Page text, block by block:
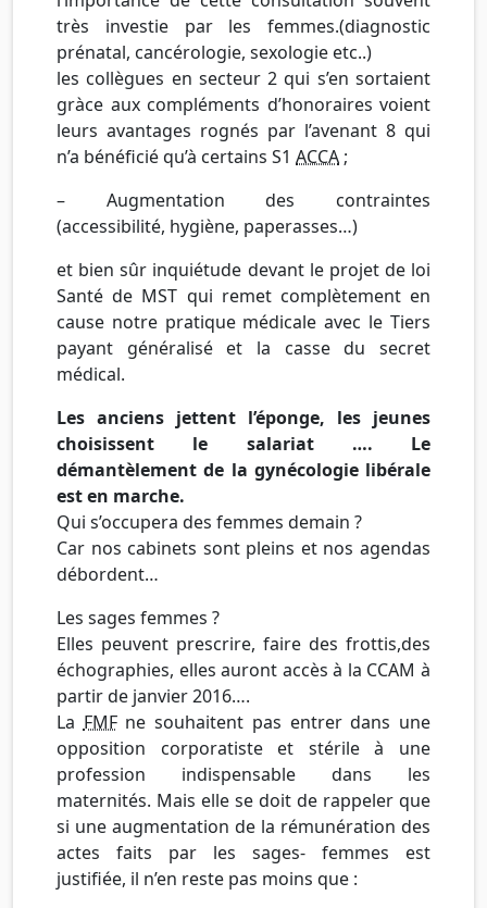
très investie par les femmes.(diagnostic
prénatal, cancérologie, sexologie etc..)
les collègues en secteur 2 qui s’en sortaient
gràce aux compléments d’honoraires voient
leurs avantages rognés par l’avenant 8 qui
n’a bénéficié qu’à certains S1 ACCA ;
– Augmentation des contraintes
(accessibilité, hygiène, paperasses…)
et bien sûr inquiétude devant le projet de loi
Santé de MST qui remet complètement en
cause notre pratique médicale avec le Tiers
payant généralisé et la casse du secret
médical.
Les anciens jettent l’éponge, les jeunes
choisissent le salariat …. Le
démantèlement de la gynécologie libérale
est en marche.
Qui s’occupera des femmes demain ?
Car nos cabinets sont pleins et nos agendas
débordent…
Les sages femmes ?
Elles peuvent prescrire, faire des frottis,des
échographies, elles auront accès à la CCAM à
partir de janvier 2016….
La FMFne souhaitent pas entrer dans une
opposition corporatiste et stérile à une
profession indispensable dans les
maternités. Mais elle se doit de rappeler que
si une augmentation de la rémunération des
actes faits par les sages- femmes est
justifiée, il n’en reste pas moins que :